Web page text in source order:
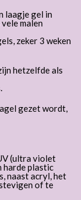
laagje gel in
malen
zeker 3 weken
hetzelfde als
gezet wordt,
(ultra violet
harde plastic
naast acryl, het
of te